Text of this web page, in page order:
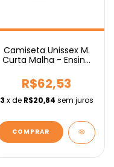
Camiseta Unissex M.
Curta Malha - Ensino
R$62,53
3 x de R$20,84 sem juros
COMPRAR